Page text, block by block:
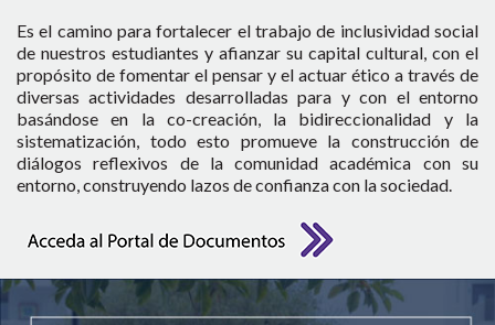
Es el camino para fortalecer el trabajo de inclusividad social
de nuestros estudiantes y afianzar su capital cultural, con el
propósito de fomentar el pensar y el actuar ético a través de
diversas actividades desarrolladas para y con el entorno
basándose en la co-creación, la bidireccionalidad y la
sistematización, todo esto promueve la construcción de
diálogos reflexivos de la comunidad académica con su
entorno, construyendo lazos de confianza con la sociedad.